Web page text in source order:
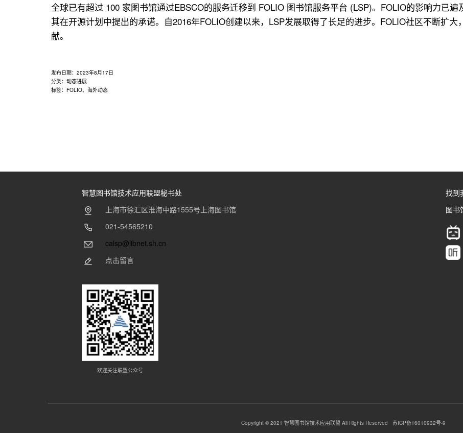
全球已有超过 100 家图书馆通过EBSCO的服务迁移到 FOLIO 图书馆服务平台 (LSP)。FOLIO的影响力已
其在开源计划中提出的承诺。自2016年FOLIO创建以来，LSP发展取得了长足的进步。FOLIO社区不断扩
献。
发布日期： 2023年8月17日
分类： 动态进展
标签： FOLIO、 海外动态
智慧图书馆技术应用联盟秘书处
上海市徐汇区淮海中路1555号上海图书馆
021-54565210
calsp@libnet.sh.cn
点击留言
欢迎关注联盟公众号
找到
图书
Copyright © 2021 智慧图书馆技术应用联盟 All Rights Reserved 苏ICP备16010932号-9